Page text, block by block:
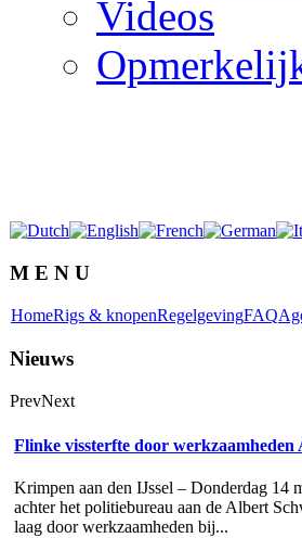
Videos
M E N U
HomeRigs & knopenRegelgevingFAQ
Nieuws
PrevNext
Flinke vissterfte door
Krimpen aan den IJssel – Donderdag 14
achter het politiebureau aan de Albert
laag door werkzaamheden bij...